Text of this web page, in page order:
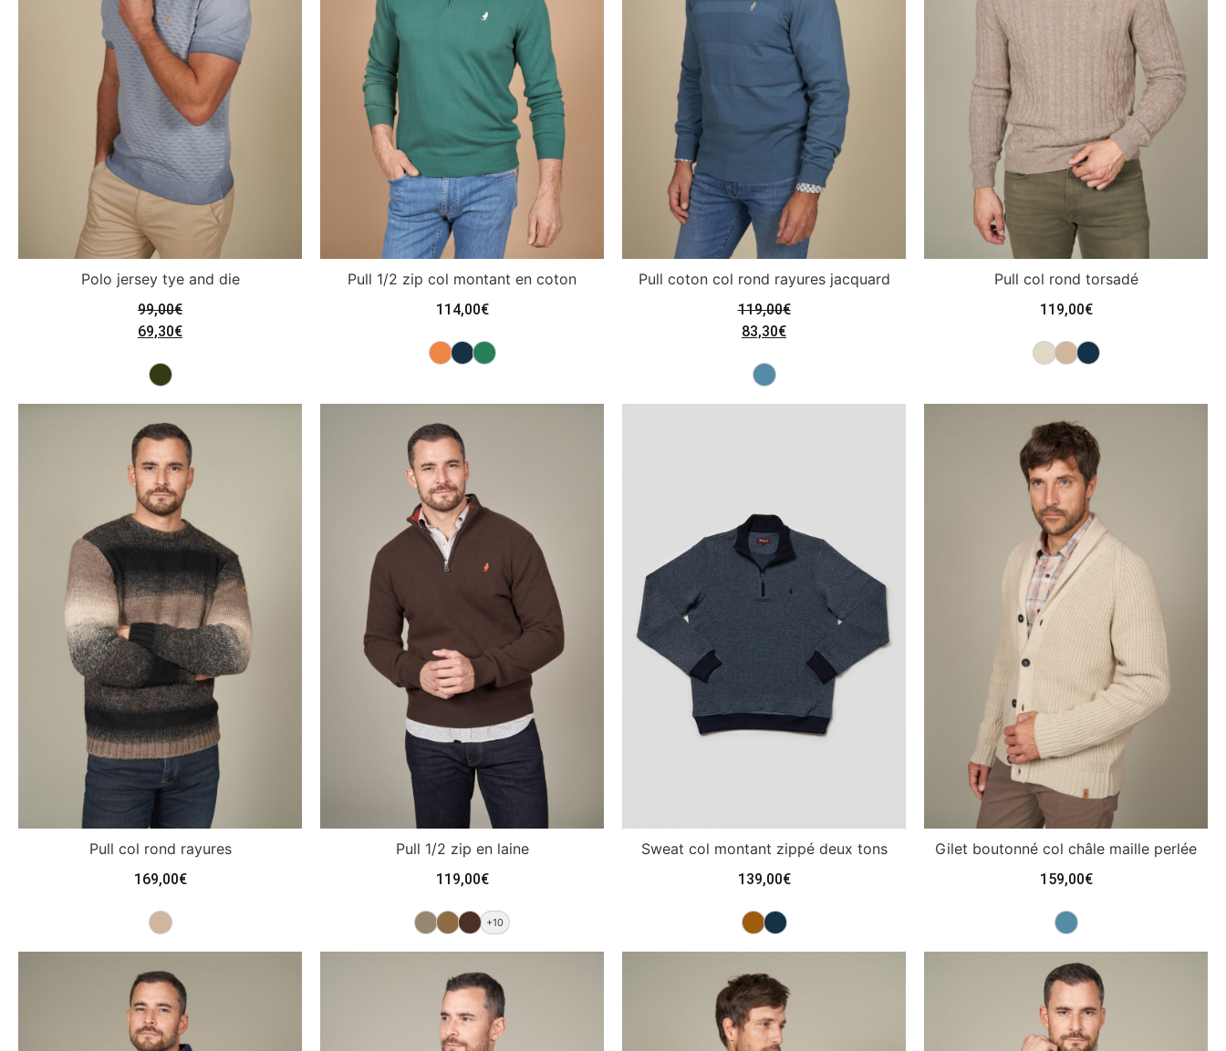
Polo jersey tye and die
99,00€
69,30€
Pull 1/2 zip col montant en coton
114,00€
Pull coton col rond rayures jacquard
119,00€
83,30€
Pull col rond torsadé
119,00€
Pull col rond rayures
169,00€
Pull 1/2 zip en laine
119,00€
+10
Sweat col montant zippé deux tons
139,00€
Gilet boutonné col châle maille perlée
159,00€